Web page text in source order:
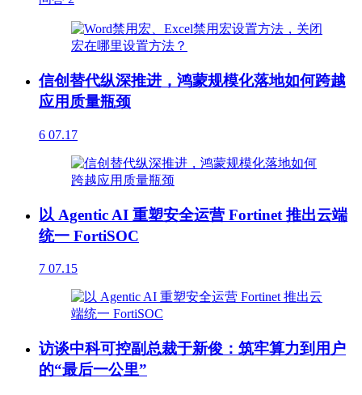
信创替代纵深推进，鸿蒙规模化落地如何跨越
应用质量瓶颈
6 07.17
以 Agentic AI 重塑安全运营 Fortinet 推出云端
统一 FortiSOC
7 07.15
访谈中科可控副总裁于新俊：筑牢算力到用户
的“最后一公里”